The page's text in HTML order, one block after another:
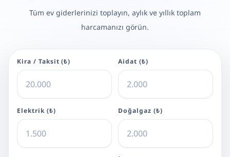
Tüm ev giderlerinizi toplayın, aylık ve yıllık toplam
harcamanızı görün.
Kira / Taksit (₺) Aidat (₺)
Elektrik (₺) Doğalgaz (₺)